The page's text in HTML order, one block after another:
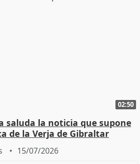
02:50
saluda la noticia que supone
de la Verja de Gibraltar
15/07/2026